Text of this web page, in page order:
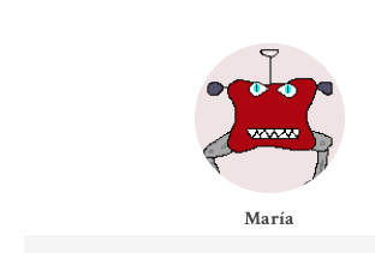
María